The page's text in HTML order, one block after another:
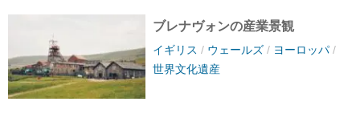
ブレナヴォンの産業景観
イギリス / ウェールズ/ ヨーロッパ/
世界文化遺産